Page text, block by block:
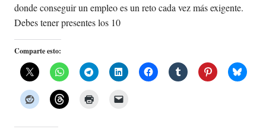
donde conseguir un empleo es un reto cada vez más exigente.
Debes tener presentes los 10
Comparte esto: